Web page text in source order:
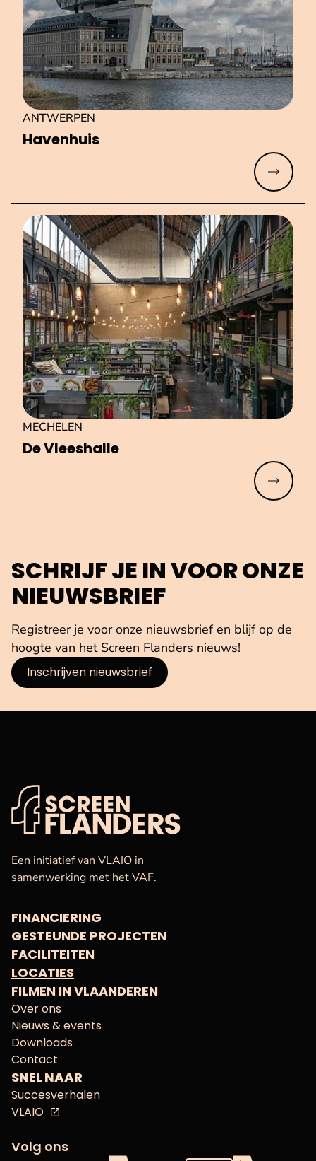
Havenhuis
ANTWERPEN
Meer
De Vleeshalle
MECHELEN
Meer
SCHRIJF JE IN VOOR ONZE
NIEUWSBRIEF
Registreer je voor onze nieuwsbrief en blijf op de
hoogte van het Screen Flanders nieuws!
Inschrijven nieuwsbrief
VAF
Een initiatief van VLAIO in
samenwerking met het VAF.
FINANCIERING
GESTEUNDE PROJECTEN
FACILITEITEN
LOCATIES
FILMEN IN VLAANDEREN
Over ons
Nieuws & events
Downloads
Contact
SNEL NAAR
Succesverhalen
VLAIO
Volg ons